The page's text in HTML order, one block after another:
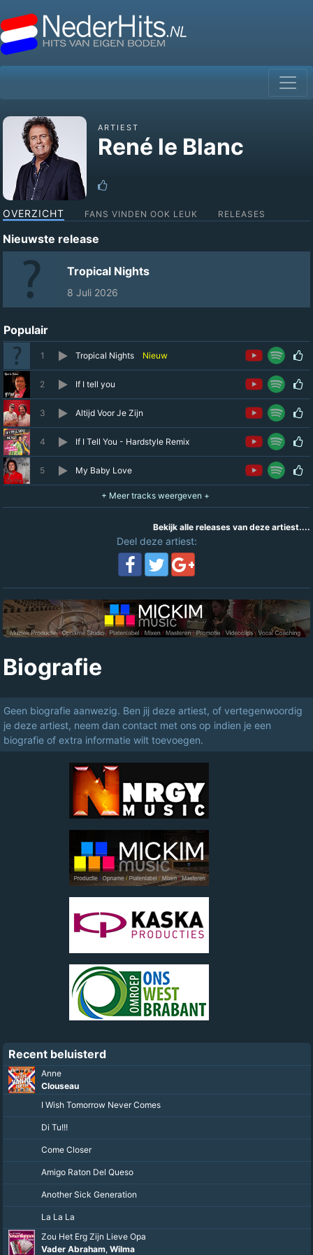
ARTIEST
René le Blanc
OVERZICHT FANS VINDEN OOK LEUK RELEASES
Nieuwste release
Tropical Nights
8 Juli 2026
Populair
1 Tropical Nights Nieuw
2 If I tell you
3 Altijd Voor Je Zijn
4 If I Tell You - Hardstyle Remix
5 My Baby Love
Bekijk alle releases van deze artiest....
Deel deze artiest:
Biografie
Geen biografie aanwezig. Ben jij deze artiest, of vertegenwoordig
je deze artiest, neem dan contact met ons op indien je een
biografie of extra informatie wilt toevoegen.
Recent beluisterd
Anne
Clouseau
I Wish Tomorrow Never Comes
Di Tu!!!
Come Closer
Amigo Raton Del Queso
Another Sick Generation
La La La
Zou Het Erg Zijn Lieve Opa
Vader Abraham, Wilma